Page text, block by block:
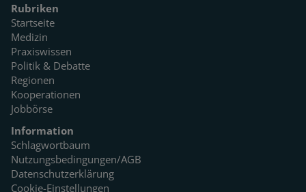
Rubriken
Startseite
Medizin
Praxiswissen
Politik & Debatte
Regionen
Kooperationen
Jobbörse
Information
Schlagwortbaum
Nutzungsbedingungen/AGB
Datenschutzerklärung
Cookie-Einstellungen